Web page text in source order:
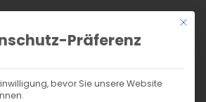
Mit
Präferenz
bevor Sie unsere Website